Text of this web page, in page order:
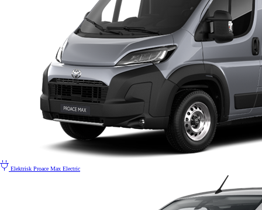
Elektrisk Proace Max Electric